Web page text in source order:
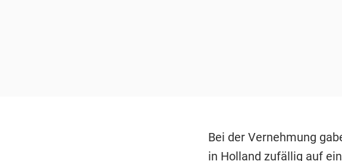
Bei der Vernehmung
in Holland zufällig auf